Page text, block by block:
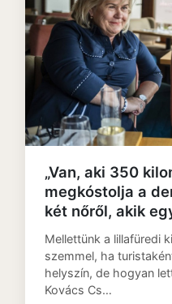
„Van, aki 350
megkóstolja a
két nőről, akik
Michelin-ajánlott
Mellettünk a lillafüredi
szemmel, ha
helyszín, de hogyan
Kovács Cs…